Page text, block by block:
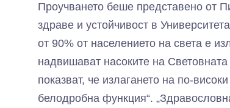
Проучването беше представено от
здраве и устойчивост в
от 90% от населението на света е
надвишават насоките на
показват, че излагането на по-
белодробна функция“.